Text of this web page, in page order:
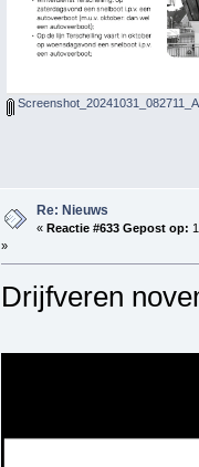
Re: Nieuws
« Reactie #633 Gepost op:
»
Drijfveren